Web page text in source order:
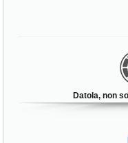
Datola, non